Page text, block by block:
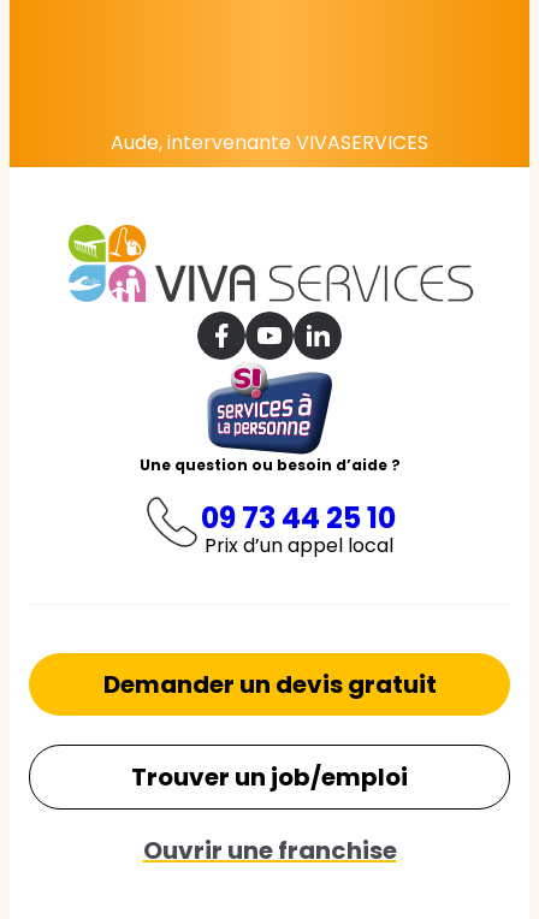
Aude, intervenante VIVASERVICES
Une question ou besoin d’aide ?
09 73 44 25 10
Prix d’un appel local
Demander un devis gratuit
Trouver un job/emploi
Ouvrir une franchise